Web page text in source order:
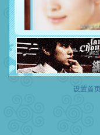
设置首页